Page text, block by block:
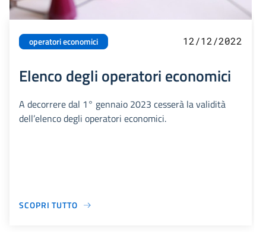
operatori economici 12/12/2022
Elenco degli operatori economici
A decorrere dal 1° gennaio 2023 cesserà la validità
dell’elenco degli operatori economici.
SCOPRI TUTTO